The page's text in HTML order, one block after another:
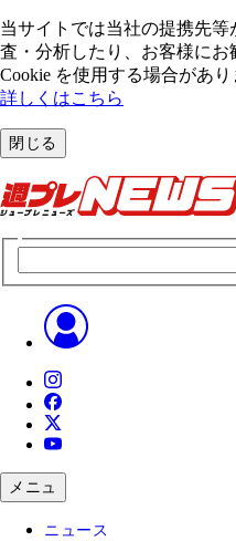
当サイトでは当社の提携先
査・分析したり、お客様に
Cookie を使⽤する場合があり
詳しくはこちら
閉じる
メニュ
ニュース